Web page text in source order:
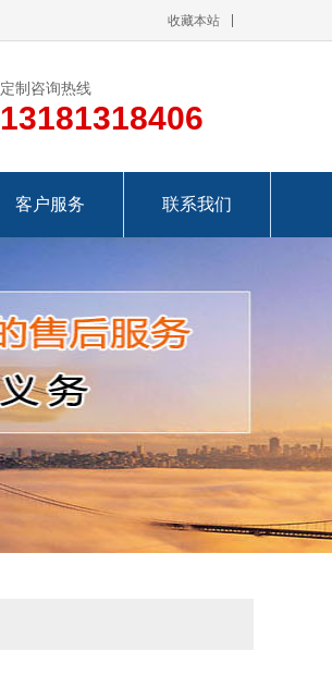
收藏本站
定制咨询热线
13181318406
客户服务 联系我们